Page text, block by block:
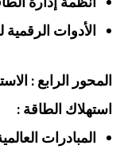
الأدوات
المحور الرابع :
استهلاك الطاقة :
المبادرات